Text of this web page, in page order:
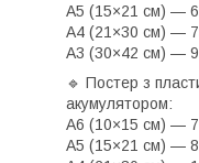
A5 (15×21 см) —
A4 (21×30 см) —
A3 (30×42 см) —
🔹 Постер з
акумулятором:
A6 (10×15 см) —
A5 (15×21 см) —